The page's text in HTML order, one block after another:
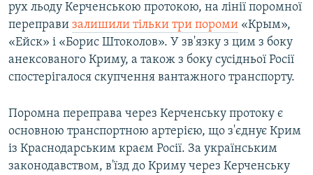
рух льоду Керченською протокою, на лінії поромної
переправи залишили тільки три пороми «Крым»,
«Ейск» і «Борис Штоколов». У зв'язку з цим з боку
анексованого Криму, а також з боку сусідньої Росії
спостерігалося скупчення вантажного транспорту.
Поромна переправа через Керченську протоку є
основною транспортною артерією, що з'єднує Крим
із Краснодарським краєм Росії. За українським
законодавством, в'їзд до Криму через Керченську